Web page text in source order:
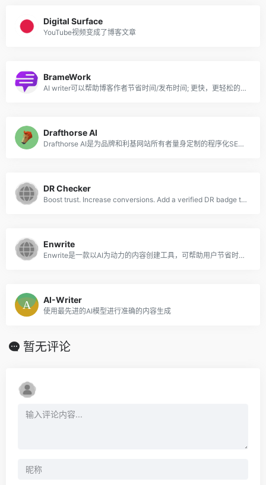
Digital Surface
YouTube视频变成了博客文章
BrameWork
AI writer可以帮助博客作者节省时间/发布时间; 更快，更轻松的博客写作。
Drafthorse AI
Drafthorse AI是为品牌和利基网站所有者量身定制的程序化SEO写作工具
DR Checker
Boost trust. Increase conversions. Add a verified DR badge to your site to insta
Enwrite
Enwrite是一款以AI为动力的内容创建工具，可帮助用户节省时间和精力，以创建高质量，SEO优化的内容。
AI-Writer
使用最先进的AI模型进行准确的内容生成
暂无评论